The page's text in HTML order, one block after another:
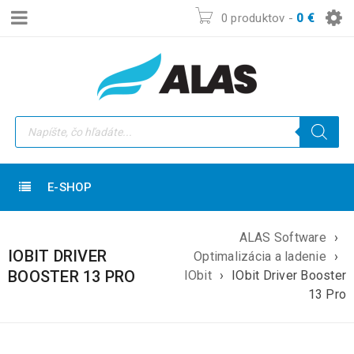
0 produktov - 0 €
E-SHOP
IOBIT DRIVER
BOOSTER 13 PRO
ALAS Software
›
Optimalizácia a ladenie
›
IObit ›
IObit Driver Booster
13 Pro